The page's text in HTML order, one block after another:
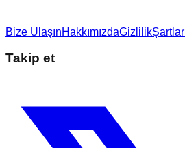
Bize UlaşınHakkımızdaGizlilikŞartlar
Takip et